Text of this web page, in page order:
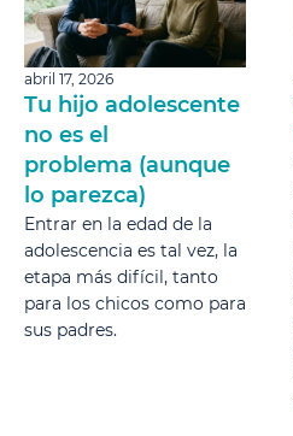
abril 17, 2026
Tu hijo adolescente
no es el
problema (aunque
lo parezca)
Entrar en la edad de la
adolescencia es tal vez, la
etapa más difícil, tanto
para los chicos como para
sus padres.